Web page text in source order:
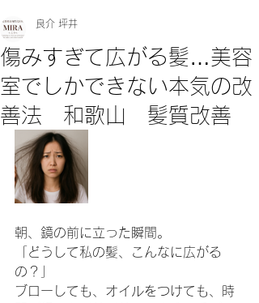
傷みすぎて広がる髪…美容
室でしかできない本気の改
善法 和歌山 髪質改善
良介 坪井
朝、鏡の前に立った瞬間。
「どうして私の髪、こんなに広がる
の？」
ブローしても、オイルをつけても、時